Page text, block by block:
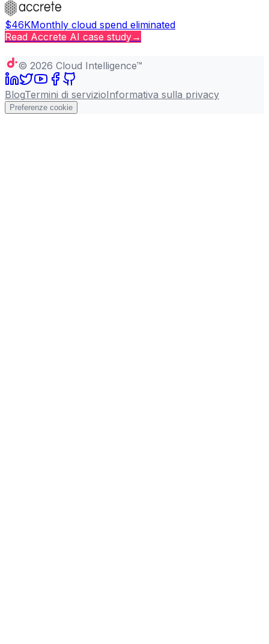
$46KMonthly cloud spend eliminated
Read Accrete AI case study→
© 2026 Cloud Intelligence™
BlogTermini di servizioInformativa sulla privacy
Preferenze cookie